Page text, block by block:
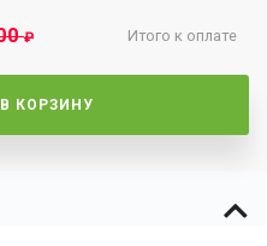
Итого к оплате
₽
КОРЗИНУ